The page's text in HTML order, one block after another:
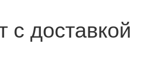
с доставкой